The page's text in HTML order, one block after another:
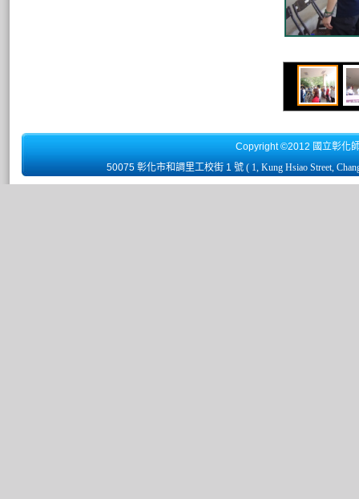
Copyright ©2012 國立彰化
50075 彰化市和調里工校街 1 號 ( 1, Kung Hsiao Street,